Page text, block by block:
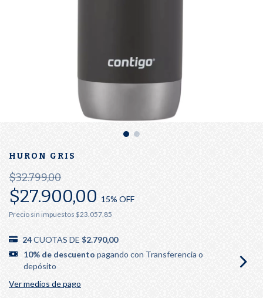
HURON GRIS
$32.799,00
$27.900,00 15% OFF
Precio sin impuestos $23.057,85
24CUOTAS DE $2.790,00
10% de descuento pagando con Transferencia o
depósito
Ver medios de pago